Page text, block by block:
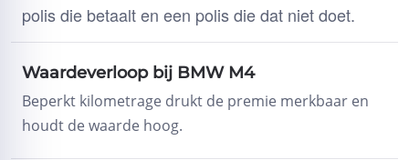
polis die betaalt en een polis die dat niet doet.
Waardeverloop bij BMW M4
Beperkt kilometrage drukt de premie merkbaar en
houdt de waarde hoog.